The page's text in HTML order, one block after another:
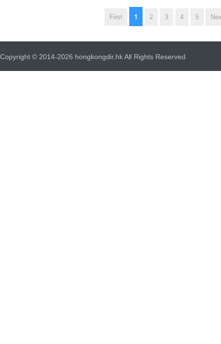
First 1 2 3 4 5
Copyright © 2014-2026 hongkongdir.hk All Rights Reserved.